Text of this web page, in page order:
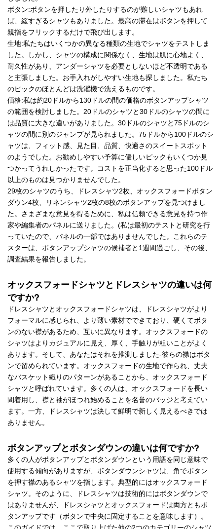
ボタン:ボタンを押したり外したりするのが難しいシャツもあれ
ば、緩すぎるシャツもありました。最高の滞在はボタンを押して
親指をフリックするだけで飛び出します。
生地:私たちはいくつかの異なる種類の生地でシャツをテストしま
した。しかし、シャツの構成に関係なく、生地は肌に心地よく、
耐久性があり、アンダーシャツを必要としないほど不透明である
と主張しました。お手入れがしやすい生地も探しました。私たち
のピックのほとんどは洗濯機で洗えるものです。
価格:私は約20ドルから130ドルの間の価格のボタンアップシャツ
の範囲を検討しました。20ドルのシャツと30ドルのシャツの間に
は品質に大きな違いがありました。30ドルのシャツと75ドルのシ
ャツの間に別のジャンプが見られました。75ドルから100ドルのシ
ャツは、フィット感、見た目、品質、快適さのスイートスポット
のようでした。お勧めしやすい予算に優しいピックもいくつか見
つかってうれしかったです。コストを正当化すると思った100ドル
以上のものは見つかりませんでした。
29枚のシャツのうち、ドレスシャツ2枚、オックスフォードボタン
ダウン4枚、リネンシャツ2枚の8枚のボタンアップを見つけまし
た。さまざまな意見を得るために、私は信頼できる意見を持つ作
家や編集者のパネルに送りました。(私は最初のテストと研究を行
っていたので、パネルの一部ではありませんでした。これらのテ
スターは、ボタンアップシャツの候補者と1週間過ごし、その後、
調査結果を報告しました。
オックスフォードシャツとドレスシャツの違いは何
ですか?
ドレスシャツとオックスフォードシャツは、ドレスシャツがより
フォーマルに感じられ、より薄い素材でできており、硬くてボタ
ンのない襟があるため、互いに異なります。オックスフォードの
シャツはよりカジュアルに見え、厚く、手触りが粗いことがよく
あります。そして、あなたはそれを推測しました-彼らの襟はボタ
ンで留められています。オックスフォードの生地で作られ、丈夫
なバスケット織りのパターンがあることから、オックスフォード
シャツと呼ばれています。多くの人は、オックスフォードを長い
間着用し、襟と袖がほつれ始めることを名誉のバッジと考えてい
ます。一方、ドレスシャツは決して鮮明で新しく見えるべきでは
ありません。
ボタンアップとボタンダウンの違いは何ですか?
多くの人がボタンアップとボタンダウンという用語を同じ意味で
使用する傾向がありますが、ボタンダウンシャツは、角でボタン
を押す襟のあるシャツを指します。典型的にはオックスフォード
シャツ。そのように、ドレスシャツは技術的にはボタンダウンで
はありませんが、ドレスシャツとオックスフォードは両方ともボ
タンアップです（ボタンで中央に固定することを意味します）。